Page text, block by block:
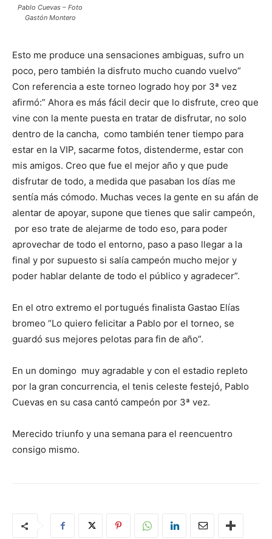
Pablo Cuevas – Foto
Gastón Montero
Esto me produce una sensaciones ambiguas, sufro un
poco, pero también la disfruto mucho cuando vuelvo”
Con referencia a este torneo logrado hoy por 3ª vez
afirmó:” Ahora es más fácil decir que lo disfrute, creo que
vine con la mente puesta en tratar de disfrutar, no solo
dentro de la cancha, como también tener tiempo para
estar en la VIP, sacarme fotos, distenderme, estar con
mis amigos. Creo que fue el mejor año y que pude
disfrutar de todo, a medida que pasaban los días me
sentía más cómodo. Muchas veces la gente en su afán de
alentar de apoyar, supone que tienes que salir campeón,
por eso trate de alejarme de todo eso, para poder
aprovechar de todo el entorno, paso a paso llegar a la
final y por supuesto si salía campeón mucho mejor y
poder hablar delante de todo el público y agradecer”.
En el otro extremo el portugués finalista Gastao Elías
bromeo “Lo quiero felicitar a Pablo por el torneo, se
guardó sus mejores pelotas para fin de año”.
En un domingo muy agradable y con el estadio repleto
por la gran concurrencia, el tenis celeste festejó, Pablo
Cuevas en su casa cantó campeón por 3ª vez.
Merecido triunfo y una semana para el reencuentro
consigo mismo.